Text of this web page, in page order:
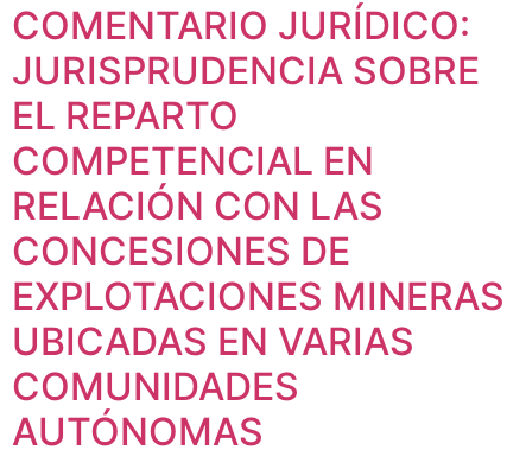
COMENTARIO JURÍDICO:
JURISPRUDENCIA SOBRE
EL REPARTO
COMPETENCIAL EN
RELACIÓN CON LAS
CONCESIONES DE
EXPLOTACIONES MINERAS
UBICADAS EN VARIAS
COMUNIDADES
AUTÓNOMAS